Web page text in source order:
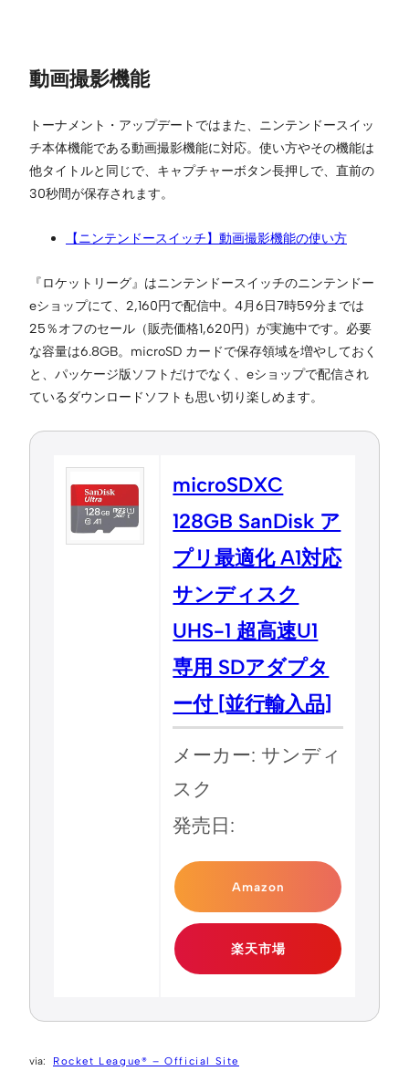
動画撮影機能
トーナメント・アップデートではまた、ニンテンドースイッ
チ本体機能である動画撮影機能に対応。使い方やその機能は
他タイトルと同じで、キャプチャーボタン長押しで、直前の
30秒間が保存されます。
【ニンテンドースイッチ】動画撮影機能の使い方
『ロケットリーグ』はニンテンドースイッチのニンテンドー
eショップにて、2,160円で配信中。4月6日7時59分までは
25％オフのセール（販売価格1,620円）が実施中です。必要
な容量は6.8GB。microSD カードで保存領域を増やしておく
と、パッケージ版ソフトだけでなく、eショップで配信され
ているダウンロードソフトも思い切り楽しめます。
microSDXC
128GB SanDisk ア
プリ最適化 A1対応
サンディスク
UHS-1 超高速U1
専用 SDアダプタ
ー付 [並行輸入品]
メーカー: サンディ
スク
発売日:
Amazon
楽天市場
Rocket League® – Official Site